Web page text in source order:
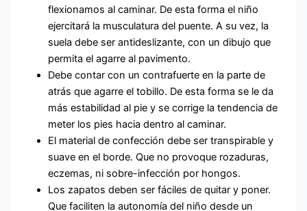
flexionamos al caminar. De esta forma el niño
ejercitará la musculatura del puente. A su vez, la
suela debe ser antideslizante, con un dibujo que
permita el agarre al pavimento.
Debe contar con un contrafuerte en la parte de
atrás que agarre el tobillo. De esta forma se le da
más estabilidad al pie y se corrige la tendencia de
meter los pies hacia dentro al caminar.
El material de confección debe ser transpirable y
suave en el borde. Que no provoque rozaduras,
eczemas, ni sobre-infección por hongos.
Los zapatos deben ser fáciles de quitar y poner.
Que faciliten la autonomía del niño desde un